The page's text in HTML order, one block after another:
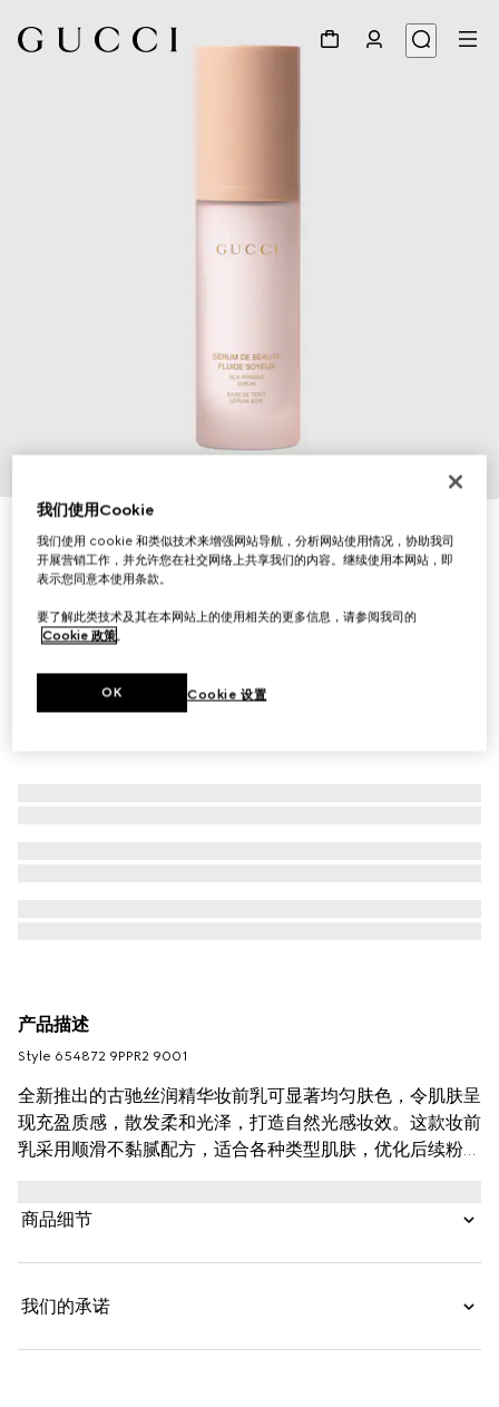
古驰丝润精华妆前乳
€ 57
产品描述
Style ‎654872 9PPR2 9001
全新推出的古驰丝润精华妆前乳可显著均匀肤色，令肌肤呈
现充盈质感，散发柔和光泽，打造自然光感妆效。这款妆前
乳采用顺滑不黏腻配方，适合各种类型肌肤，优化后续粉底
用，无论是单独使用还是搭配古驰自然妆效粉底液，都能打
商品细节
我们的承诺
我们使用Cookie
我们使用 cookie 和类似技术来增强网站导航，分析网站使用情况，协助我司
开展营销工作，并允许您在社交网络上共享我们的内容。继续使用本网站，即
表示您同意本使用条款。
要了解此类技术及其在本网站上的使用相关的更多信息，请参阅我司的
Cookie 政策。
Cookie 设置
OK